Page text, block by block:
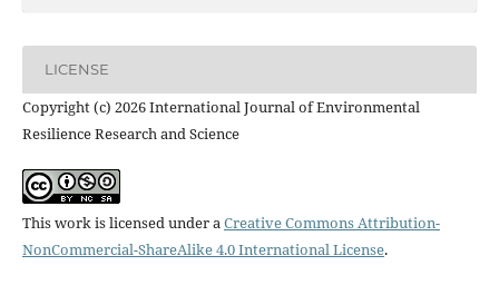
LICENSE
Copyright (c) 2026 International Journal of Environmental
Resilience Research and Science
This work is licensed under aCreative Commons Attribution-
NonCommercial-ShareAlike 4.0 International License.